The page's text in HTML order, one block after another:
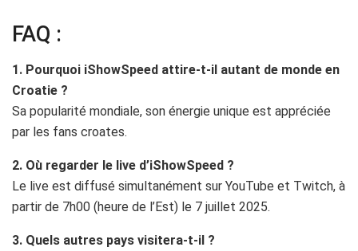
FAQ :
1. Pourquoi iShowSpeed attire-t-il autant de monde en
Croatie ?
Sa popularité mondiale, son énergie unique est appréciée
par les fans croates.
2. Où regarder le live d’iShowSpeed ?
Le live est diffusé simultanément sur YouTube et Twitch, à
partir de 7h00 (heure de l’Est) le 7 juillet 2025.
3. Quels autres pays visitera-t-il ?